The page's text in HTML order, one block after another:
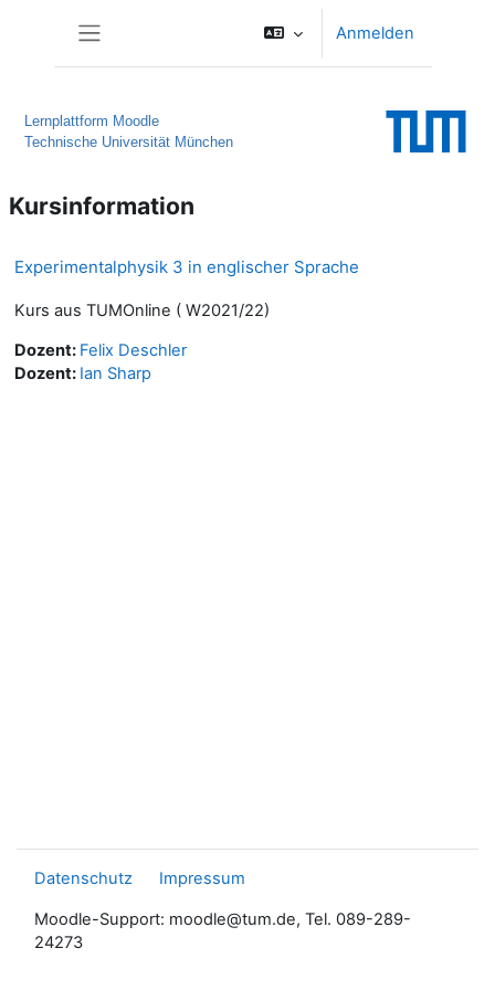
Anmelden
Lernplattform Moodle
Technische Universität München
Kursinformation
Experimentalphysik 3 in englischer Sprache
Kurs aus TUMOnline ( W2021/22)
Dozent: Felix Deschler
Dozent: Ian Sharp
Datenschutz Impressum
Moodle-Support: moodle@tum.de, Tel. 089-289-
24273